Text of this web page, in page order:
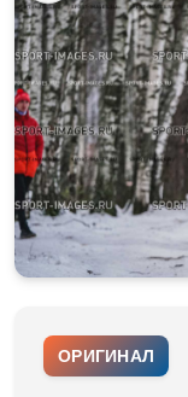
ОРИГИНАЛ